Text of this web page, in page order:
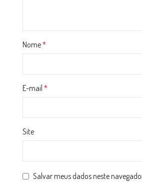
Nome*
E-mail *
Site
Salvar meus dados neste